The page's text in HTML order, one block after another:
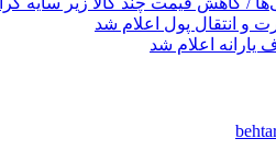
و انتقال پول اعلام شد
یارانه اعلام شد